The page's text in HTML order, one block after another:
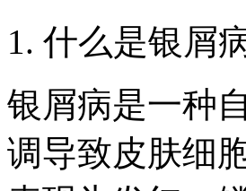
1. 什么是银屑
银屑病是一种
调导致皮肤细